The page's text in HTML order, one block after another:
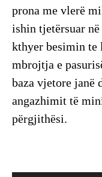
prona me vlerë
ishin tjetërsuar
kthyer besimin te
mbrojtja e
baza vjetore janë
angazhimit të
përgjithësi.